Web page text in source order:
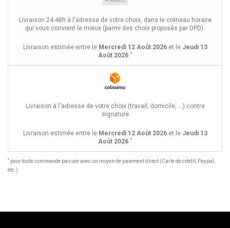
Livraison 24-48h à l'adresse de votre choix, dans le créneau horaire
qui vous convient le mieux (parmi des choix proposés par DPD).
Livraison estimée entre le Mercredi 12 Août 2026et le Jeudi 13
Août 2026 *
Livraison à l'adresse de votre choix (travail, domicile, ...) contre
signature
Livraison estimée entre le Mercredi 12 Août 2026et le Jeudi 13
Août 2026 *
* pour toute commande passée avec un moyen de paiement direct (Carte de crédit, Paypal,
etc.)